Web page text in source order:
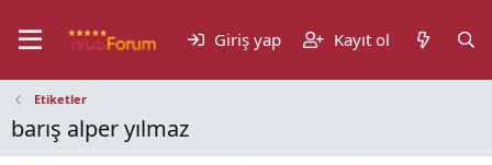
Giriş yap Kayıt ol
Etiketler
barış alper yılmaz